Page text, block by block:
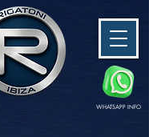
WHATSAPP INFO